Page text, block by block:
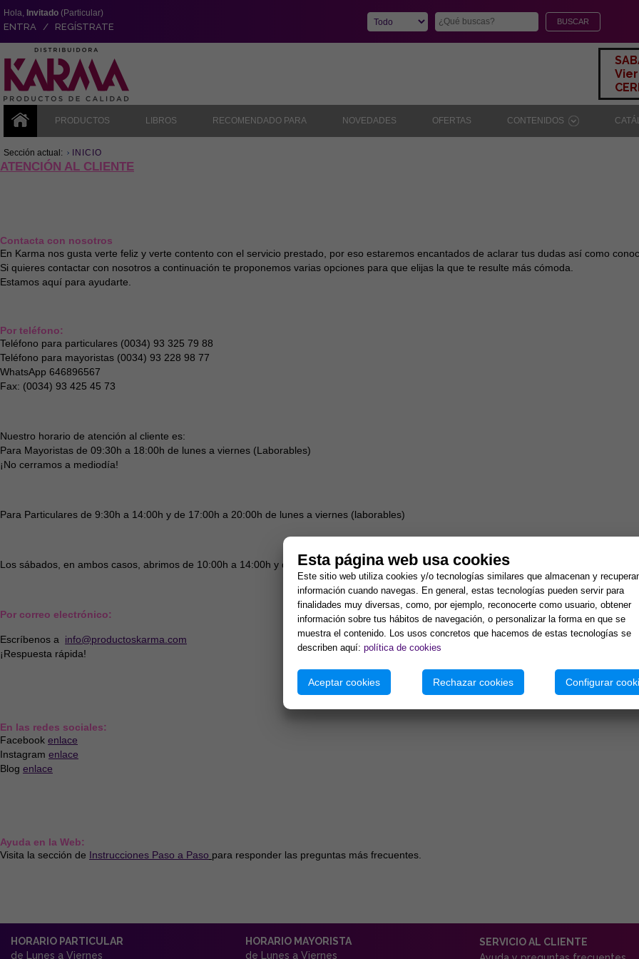
Hola, Invitado (Particular)
ENTRA / REGÍSTRATE
PRODUCTOS LIBROS RECOMENDADO PARA NOVEDADES OFERTAS CONTENIDOS
Sección actual: INICIO
ATENCIÓN AL CLIENTE
Contacta con nosotros
En Karma nos gusta verte feliz y verte contento con el servicio prestado, por eso estaremos encantados de aclarar tus dudas así como
Si quieres contactar con nosotros a continuación te proponemos varias opciones para que elijas la que te resulte más cómoda.
Estamos aquí para ayudarte.
Por teléfono:
Teléfono para particulares (0034) 93 325 79 88
Teléfono para mayoristas (0034) 93 228 98 77
WhatsApp 646896567
Fax: (0034) 93 425 45 73
Nuestro horario de atención al cliente es:
Para Mayoristas de 09:30h a 18:00h de lunes a viernes (Laborables)
¡No cerramos a mediodía!
Para Particulares de 9:30h a 14:00h y de 17:00h a 20:00h de lunes a viernes (laborables)
Los sábados, en ambos casos, abrimos de 10:00h a 14:00h y de 17:00h a 20:00h
Por correo electrónico:
Escríbenos a info@productoskarma.com
¡Respuesta rápida!
En las redes sociales:
Facebook enlace
Instagram enlace
Blog enlace
Ayuda en la Web:
Visita la sección de Instrucciones Paso a Paso para responder las preguntas más frecuentes.
HORARIO PARTICULAR
de Lunes a Viernes
HORARIO MAYORISTA
de Lunes a Viernes
SERVICIO AL CLIENTE
Esta página web usa cookies
Este sitio web utiliza cookies y/o tecnologías similares que almacenan y
información cuando navegas. En general, estas tecnologías pueden servir para
finalidades muy diversas, como, por ejemplo, reconocerte como usuario, obtener
información sobre tus hábitos de navegación, o personalizar la forma en que se
muestra el contenido. Los usos concretos que hacemos de estas tecnologías se
describen aquí: política de cookies
Aceptar cookies Rechazar cookies Configurar